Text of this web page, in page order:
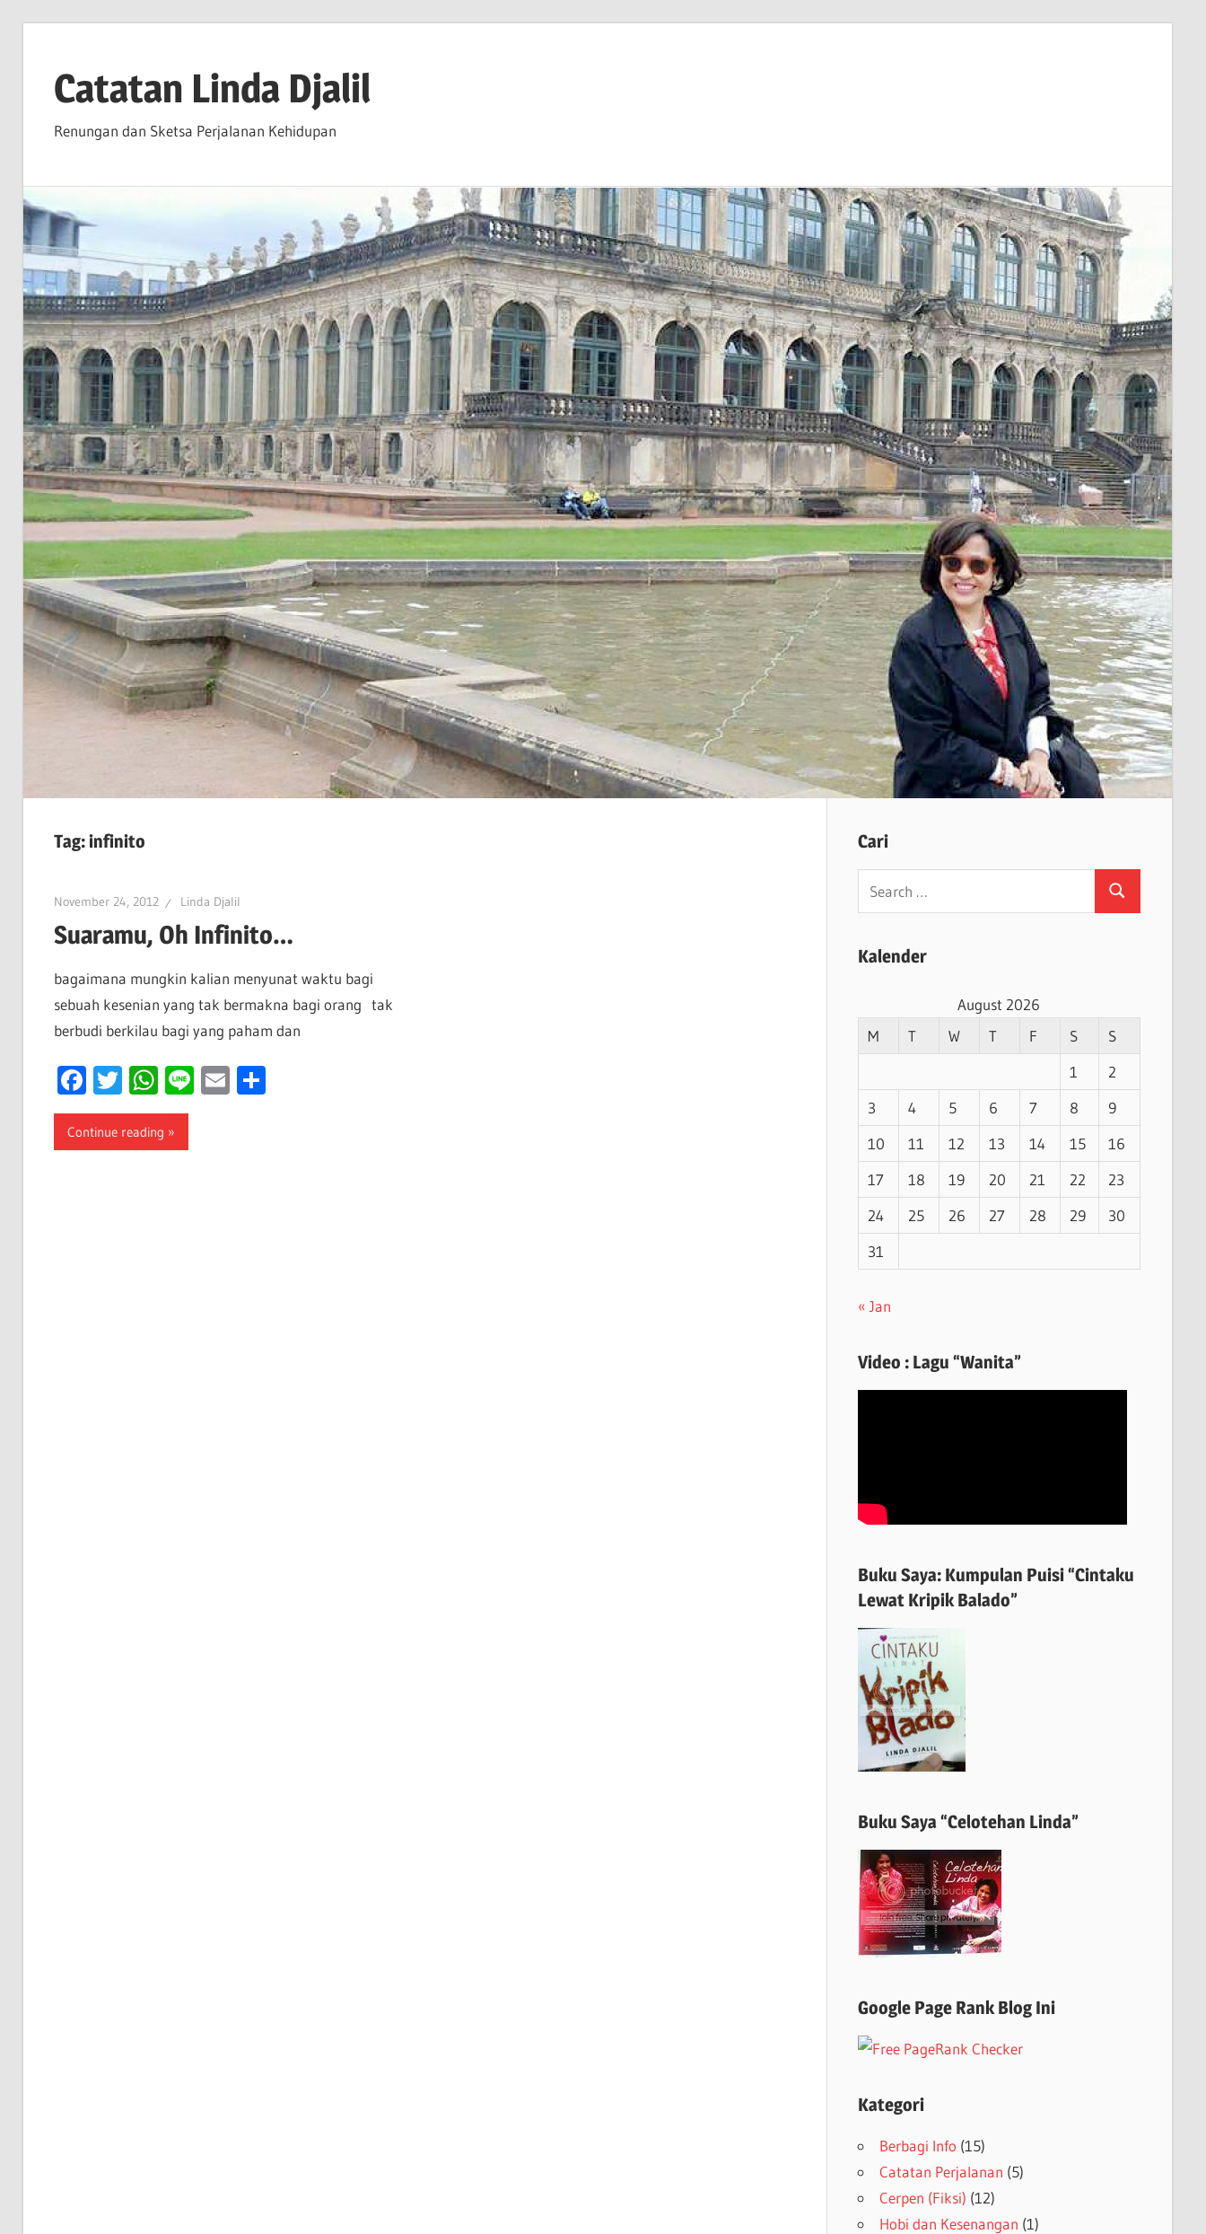
contentCatatan Linda Djalil
Renungan dan Sketsa Perjalanan Kehidupan
Tag:infinito
November 24, 2012 Linda Djalil
Suaramu, Oh Infinito…
bagaimana mungkin kalian menyunat waktu bagi
sebuah kesenian yang tak bermakna bagi orang tak
berbudi berkilau bagi yang paham dan
Facebook
Twitter
WhatsApp
LineEmailShare
Continue reading
Cari
Search
Kalender
August 2026
M
T W T F S
S
1
2
3
4 5 6 7 8
9
10
11 12 13 14 15
16
17
18 19 20 21 22
23
24
25 26 27 28 29
30
31
« Jan
Video : Lagu “Wanita”
Buku Saya: Kumpulan Puisi “Cintaku
Lewat Kripik Balado”
Buku Saya “Celotehan Linda”
Google Page Rank Blog Ini
Kategori
Berbagi Info (15)
Catatan Perjalanan (5)
Cerpen (Fiksi) (12)
Hobi dan Kesenangan (1)